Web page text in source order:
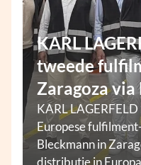
KARL
tweede
Zaragoza
KARL
Europese
Bleckmann in
distributie in